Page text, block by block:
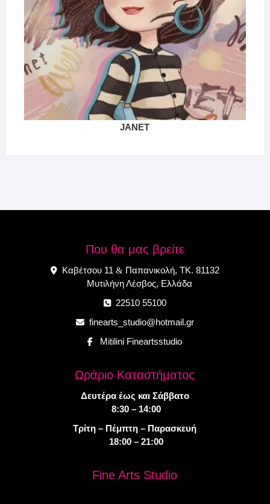
JANET
Που θα μας βρείτε
Καβέτσου 11 & Παπανικολή, ΤΚ. 81132
Μυτιλήνη Λέσβος, Ελλάδα
22510 55100
finearts_studio@hotmail.gr
Mitilini Fineartsstudio
Ωράριο Καταστήματος
Δευτέρα έως και Σάββατο
8:30 – 14:00
Τρίτη – Πέμπτη – Παρασκευή
18:00 – 21:00
Fine Arts Studio